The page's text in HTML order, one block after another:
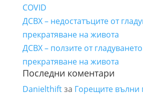
COVID
ДСВХ – недостатъците от
прекратяване на живота
ДСВХ – ползите от
прекратяване на живота
Последни коментари
Danielthiftза Горещите вълни